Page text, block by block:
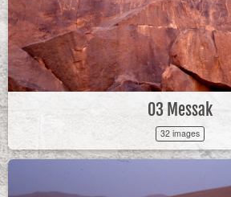
03 Messak
32 images